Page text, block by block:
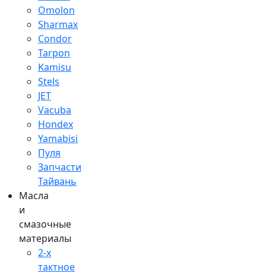
Omolon
Sharmax
Condor
Tarpon
Kamisu
Stels
JET
Vacuba
Hondex
Yamabisi
Пуля
Запчасти
Тайвань
Масла
и
смазочные
материалы
2-х
тактное